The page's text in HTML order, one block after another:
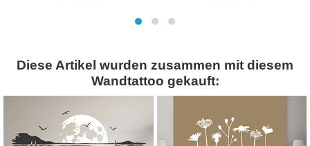
Diese Artikel wurden zusammen mit diesem
Wandtattoo gekauft: